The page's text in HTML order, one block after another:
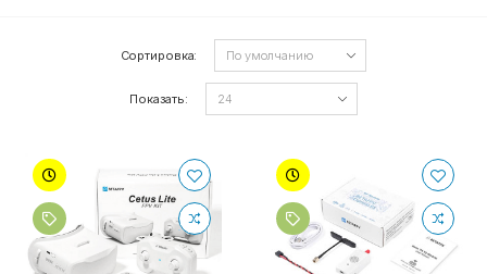
Сортировка:
Показать: